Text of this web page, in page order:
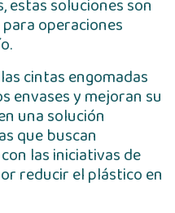
estas soluciones son
operaciones
cintas engomadas
envases y mejoran su
una solución
que buscan
las iniciativas de
reducir el plástico en